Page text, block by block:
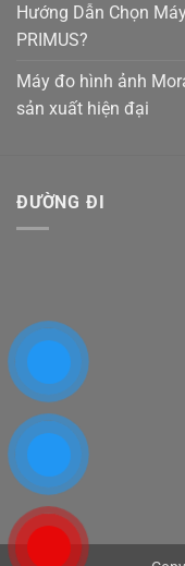
Hướng Dẫn Chọn
PRIMUS?
Máy đo hình ảnh
sản xuất hiện đại
ĐƯỜNG ĐI